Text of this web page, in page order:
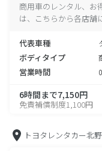
商用車のレンタル、お
は、こちらから各店舗
代表車種
ボディタイプ
営業時間
6時間まで7,150円
免責補償制度1,100円
トヨタレンタカー北